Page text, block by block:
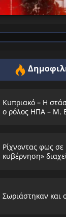
Κυπριακό – Η
ο ρόλος ΗΠΑ – Μ.
Ρίχνοντας φως σε
κυβέρνηση»
Σωριάστηκαν και